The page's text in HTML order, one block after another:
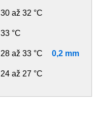
30 až 32 °C
33 °C
28 až 33 °C 0,2 mm
24 až 27 °C